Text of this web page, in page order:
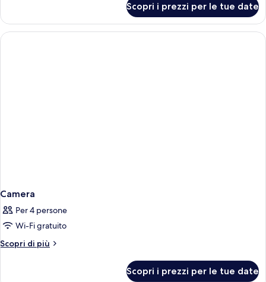
Scopri i prezzi per le tue date
Camera
Per 4 persone
Wi-Fi gratuito
Scopri di più
Altri
Scopri i prezzi per le tue date